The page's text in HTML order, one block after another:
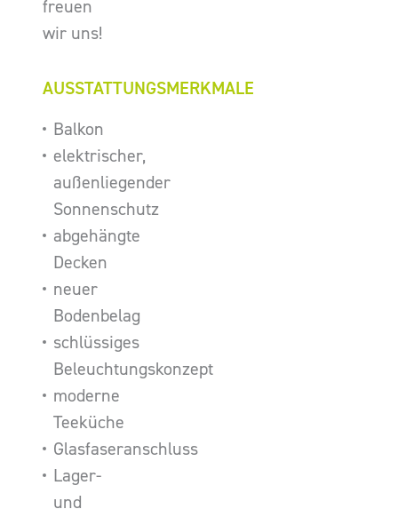
freuen
wir uns!
AUSSTATTUNGSMERKMALE
Balkon
elektrischer,
außenliegender
Sonnenschutz
abgehängte
Decken
neuer
Bodenbelag
schlüssiges
Beleuchtungskonzept
moderne
Teeküche
Glasfaseranschluss
Lager-
und